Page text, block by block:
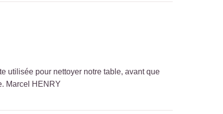
utilisée pour nettoyer notre table, avant que
Marcel HENRY